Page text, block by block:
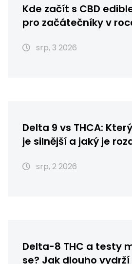
Kde začít s CBD
pro začátečníky v
srp, 3 2026
Delta 9 vs THCA:
je silnější a jaký je
srp, 2 2026
Delta-8 THC a testy
se? Jak dlouho vydrží